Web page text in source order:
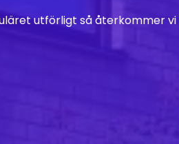
utförligt så återkommer vi